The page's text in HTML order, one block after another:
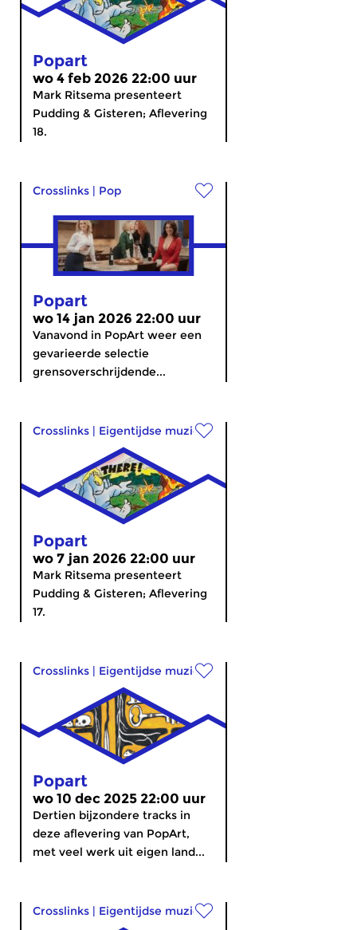
Popart
wo 4 feb 2026 22:00 uur
Mark Ritsema presenteert
Pudding & Gisteren; Aflevering
18.
Crosslinks | Pop
Popart
wo 14 jan 2026 22:00 uur
Vanavond in PopArt weer een
gevarieerde selectie
grensoverschrijdende...
Crosslinks | Eigentijdse muziek
Popart
wo 7 jan 2026 22:00 uur
Mark Ritsema presenteert
Pudding & Gisteren; Aflevering
17.
Crosslinks | Eigentijdse muziek
Popart
wo 10 dec 2025 22:00 uur
Dertien bijzondere tracks in
deze aflevering van PopArt,
met veel werk uit eigen land...
Crosslinks | Eigentijdse muziek